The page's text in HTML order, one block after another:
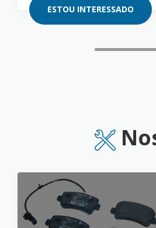
ESTOU INTERESSADO